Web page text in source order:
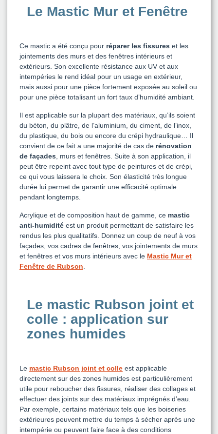
Le Mastic Mur et Fenêtre
Ce mastic a été conçu pour réparer les fissures et les
jointements des murs et des fenêtres intérieurs et
extérieurs. Son excellente résistance aux UV et aux
intempéries le rend idéal pour un usage en extérieur,
mais aussi pour une pièce fortement exposée au soleil ou
pour une pièce totalisant un fort taux d’humidité ambiant.
Il est applicable sur la plupart des matériaux, qu’ils soient
du béton, du plâtre, de l’aluminium, du ciment, de l’inox,
du plastique, du bois ou encore du crépi hydraulique… Il
convient de ce fait a une majorité de cas de rénovation
de façades , murs et fenêtres. Suite à son application, il
peut être repeint avec tout type de peintures et de crépi,
ce qui vous laissera le choix. Son élasticité très longue
durée lui permet de garantir une efficacité optimale
pendant longtemps.
Acrylique et de composition haut de gamme, ce mastic
anti-humidité est un produit permettant de satisfaire les
rendus les plus qualitatifs. Donnez un coup de neuf à vos
façades, vos cadres de fenêtres, vos jointements de murs
et fenêtres et vos murs intérieurs avec le Mastic Mur et
Fenêtre de Rubson
Le mastic Rubson joint et
colle : application sur
zones humides
Le mastic Rubson joint et colle est applicable
directement sur des zones humides est particulièrement
utile pour reboucher des fissures, réaliser des collages et
effectuer des joints sur des matériaux imprégnés d’eau.
Par exemple, certains matériaux tels que les boiseries
extérieures peuvent mettre du temps à sécher après une
intempérie ou peuvent faire face à des conditions